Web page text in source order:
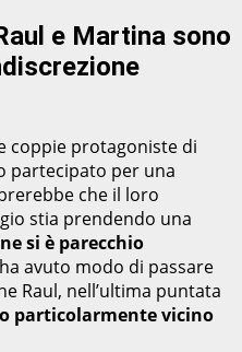
e Martina sono
coppie protagoniste di
partecipato per una
che il loro
stia prendendo una
si è parecchio
avuto modo di passare
Raul, nell’ultima puntata
particolarmente vicino